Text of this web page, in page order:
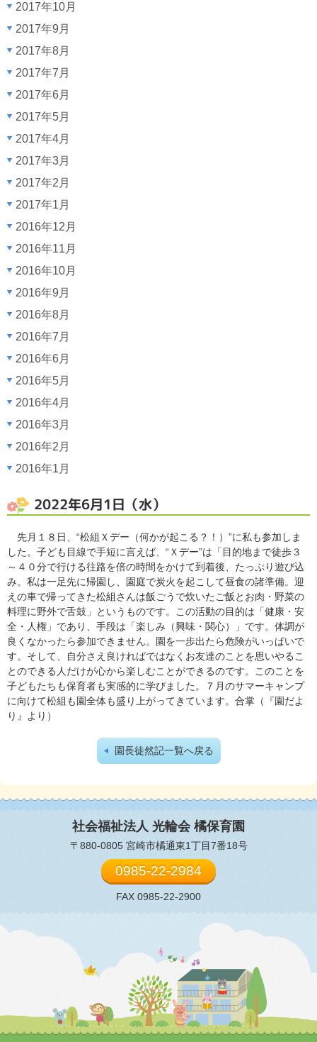
2017年10月
2017年9月
2017年8月
2017年7月
2017年6月
2017年5月
2017年4月
2017年3月
2017年2月
2017年1月
2016年12月
2016年11月
2016年10月
2016年9月
2016年8月
2016年7月
2016年6月
2016年5月
2016年4月
2016年3月
2016年2月
2016年1月
2022年6月1日（水）
先月１８日、“松組Ｘデー（何かが起こる？！）”に私も参加しま
した。子ども目線で手短に言えば、“Ｘデー”は「目的地まで徒歩３
～４０分で行ける往路を倍の時間をかけて到着後、たっぷり遊び込
み。私は一足先に帰園し、園庭で炭火を起こして昼食の諸準備。迎
えの車で帰ってきた松組さんは飯ごうで炊いたご飯とお肉・野菜の
料理に野外で舌鼓」というものです。この活動の目的は「健康・安
全・人権」であり、手段は「楽しみ（興味・関心）」です。体調が
良くなかったら参加できません。園を一歩出たら危険がいっぱいで
す。そして、自分さえ良ければではなくお友達のことを思いやるこ
とのできる人だけが心から楽しむことができるのです。このことを
子どもたちも保育者も実感的に学びました。７月のサマーキャンプ
に向けて松組も園全体も盛り上がってきています。合掌（『園だよ
り』より）
園長徒然記一覧へ戻る
社会福祉法人 光輪会 橘保育園
〒880-0805 宮崎市橘通東1丁目7番18号
0985-22-2984
FAX 0985-22-2900